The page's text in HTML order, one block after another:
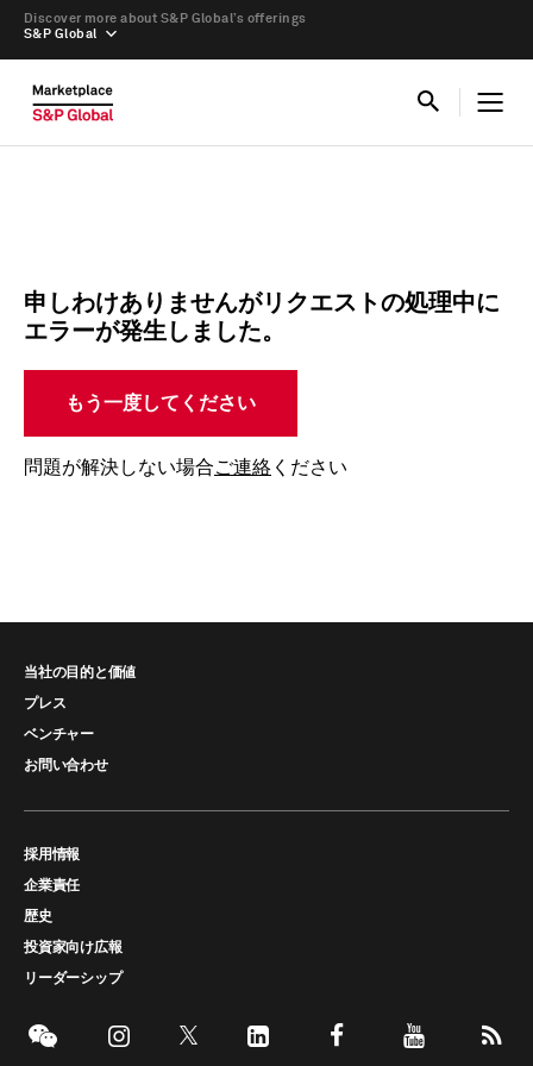
S&P Global
Discover more about S&P Global’s offerings
申しわけありませんがリクエストの処理中に
エラーが発生しました。
もう一度してください
問題が解決しない場合ご連絡 ください
当社の目的と価値
プレス
ベンチャー
お問い合わせ
採用情報
企業責任
歴史
投資家向け広報
リーダーシップ